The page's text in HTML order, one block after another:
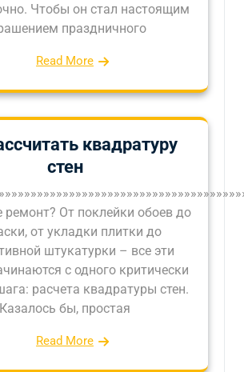
Чтобы он стал настоящим
праздничного
Read More
квадратуру
стен
ремонт? От поклейки обоев до
от укладки плитки до
штукатурки – все эти
с одного критически
расчета квадратуры стен.
Казалось бы, простая
Read More